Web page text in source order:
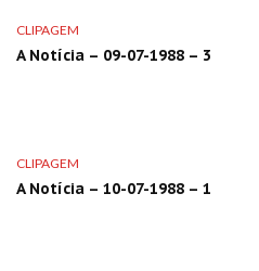
CLIPAGEM
A Notícia – 09-07-1988 – 3
CLIPAGEM
A Notícia – 10-07-1988 – 1